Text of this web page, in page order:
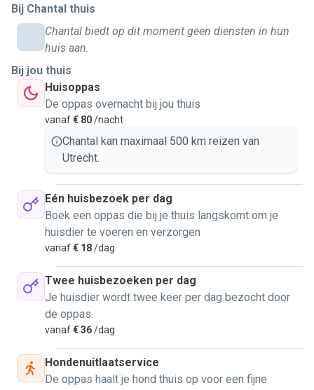
I have experience with all cat characters - from the relaxed,
confident cat who can manage himself in almost any
situation, to the anxious cat who mainly wants space and
gain his trust after he came from the animal shelter with a
difficult past.
Bij Chantal thuis
Chantal biedt op dit moment geen diensten in hun
huis aan.
Bij jou thuis
Huisoppas
De oppas overnacht bij jou thuis
vanaf€ 80/nacht
Chantal kan maximaal 500 km reizen van
Utrecht.
Eén huisbezoek per dag
Boek een oppas die bij je thuis langskomt om je
huisdier te voeren en verzorgen
vanaf€ 18/dag
Twee huisbezoeken per dag
Je huisdier wordt twee keer per dag bezocht door
de oppas.
vanaf€ 36/dag
Hondenuitlaatservice
De oppas haalt je hond thuis op voor een fijne